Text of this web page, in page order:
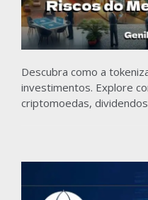
Descubra como a
investimentos. Explore
criptomoedas,